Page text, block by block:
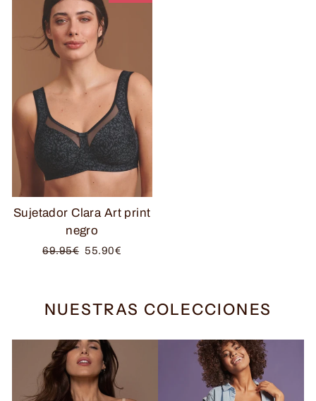
Sujetador Clara Art print
negro
Precio
69.95€ Precio
55.90€
NUESTRAS COLECCIONES